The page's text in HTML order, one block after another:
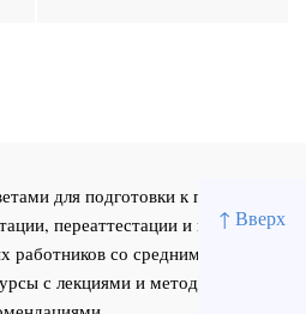
↑ Вверх
для подготовки к первичной
переаттестации и повышения
работников со средним и высшим
с лекциями и методическими